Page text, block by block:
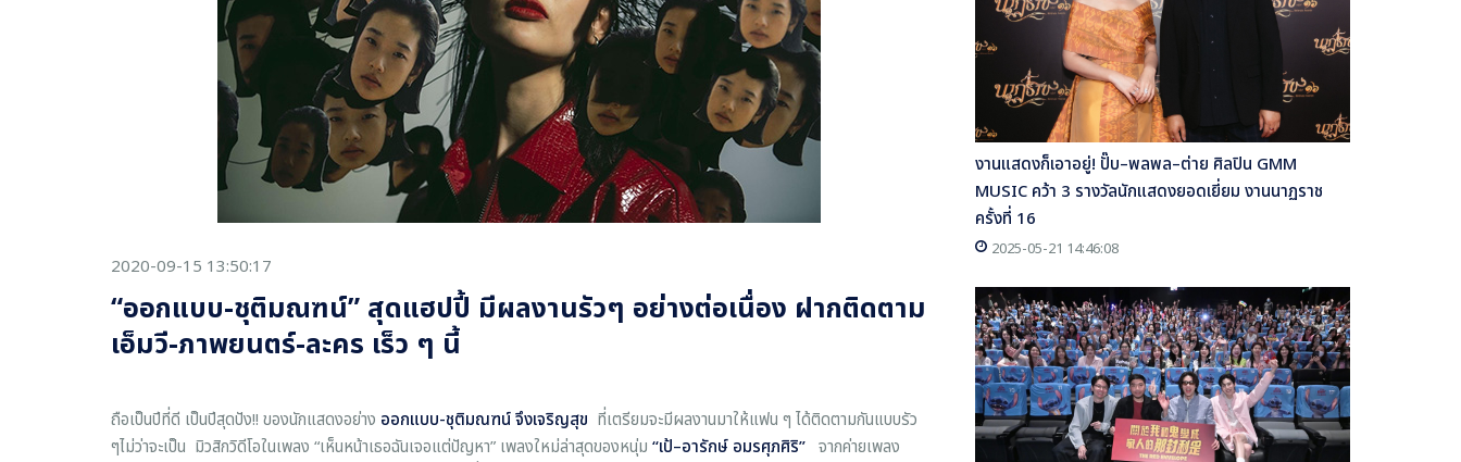
2020-09-15 13:50:17
“ออกแบบ-ชุติมณฑน์” สุดแฮปปี้ มีผลงานรัวๆ อย่างต่อเนื่อง ฝากติดตาม
เอ็มวี-ภาพยนตร์-ละคร เร็ว ๆ นี้
ถือเป็นปีที่ดี เป็นปีสุดปัง!! ของนักแสดงอย่าง ออกแบบ-ชุติมณฑน์จึงเจริญสุข ที่เตรียมจะมีผลงานมาให้แฟน ๆ ได้ติดตามกันแบบรัว
ๆไม่ว่าจะเป็น มิวสิกวิดีโอในเพลง “เห็นหน้าเธอฉันเจอแต่ปัญหา” เพลงใหม่ล่าสุดของหนุ่ม “เป้–อารักษ์ อมรศุภศิริ” จากค่ายเพลง
งานแสดงก็เอาอยู่! ปั๊บ–พลพล–ต่าย ศิลปิน GMM
MUSIC คว้า 3 รางวัลนักแสดงยอดเยี่ยม งานนาฏราช
ครั้งที่ 16
2025-05-21 14:46:08